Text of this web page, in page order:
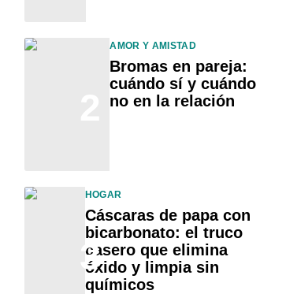
AMOR Y AMISTAD
Bromas en pareja:
cuándo sí y cuándo
no en la relación
3
HOGAR
Cáscaras de papa con
bicarbonato: el truco
casero que elimina
óxido y limpia sin
químicos